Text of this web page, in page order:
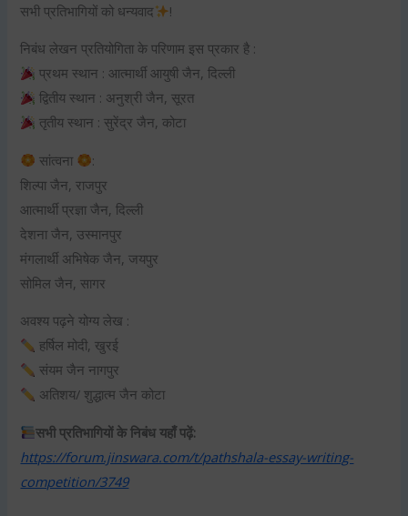
सभी प्रतिभागियों को धन्यवाद !
निबंध लेखन प्रतियोगिता के परिणाम इस प्रकार है :
प्रथम स्थान : आत्मार्थी आयुषी जैन, दिल्ली
द्वितीय स्थान : अनुश्री जैन, सूरत
तृतीय स्थान : सुरेंद्र जैन, कोटा
सांत्वना
:
शिल्पा जैन, राजपुर
आत्मार्थी प्रज्ञा जैन, दिल्ली
देशना जैन, उस्मानपुर
मंगलार्थी अभिषेक जैन, जयपुर
सोमिल जैन, सागर
अवश्य पढ़ने योग्य लेख :
हर्षिल मोदी, खुरई
संयम जैन नागपुर
अतिशय/ शुद्धात्म जैन कोटा
सभी प्रतिभागियों के निबंध यहाँ पढ़ें:
https://forum.jinswara.com/t/pathshala-essay-writing-
competition/3749